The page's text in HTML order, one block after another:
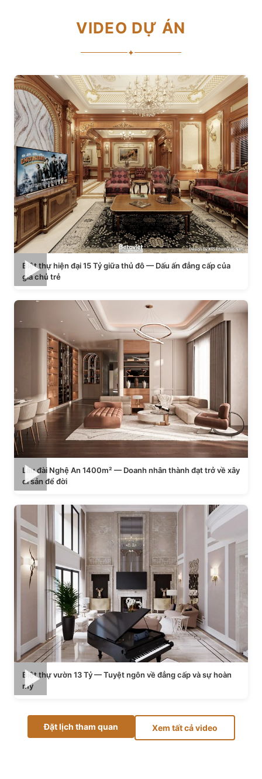
VIDEO DỰ ÁN
✦
Biệt thự hiện đại 15 Tỷ giữa thủ đô — Dấu ấn đẳng cấp của
gia chủ trẻ
Lâu đài Nghệ An 1400m² — Doanh nhân thành đạt trở về xây
di sản để đời
Biệt thự vườn 13 Tỷ — Tuyệt ngôn về đẳng cấp và sự hoàn
mỹ
Đặt lịch tham quan Xem tất cả video